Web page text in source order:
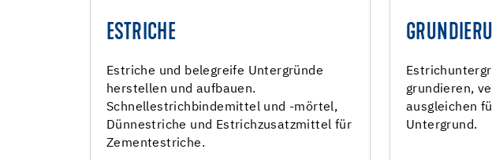
ESTRICHE
Estriche und belegreife Untergründe
herstellen und aufbauen.
Schnellestrichbindemittel und -mörtel,
Dünnestriche und Estrichzusatzmittel für
Zementestriche.
UZIN Turbolight®-System
Schnellzemente
Dünnestriche und zementäre
Beschichtungen
grundieren,
ausgleichen
Untergrund.